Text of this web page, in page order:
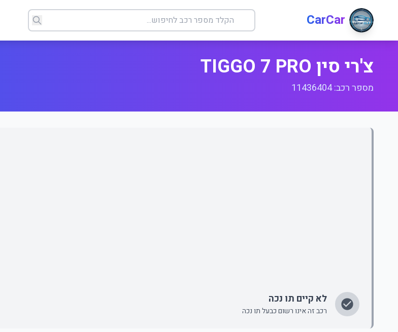
CarCar
צ'רי סין TIGGO 7 PRO
מספר רכב: 11436404
לא קיים תו נכה
רכב זה אינו רשום כבעל תו נכה